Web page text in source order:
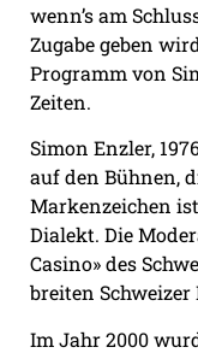
wenn’s am
Zugabe geben
Programm von
Zeiten.
Simon Enzler,
auf den Bühnen,
Markenzeichen
Dialekt. Die
Casino» des
breiten
Im Jahr 2000